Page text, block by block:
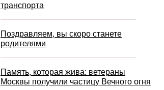
транспорта
Поздравляем, вы скоро станете
родителями
Память, которая жива: ветераны
Москвы получили частицу Вечного огня